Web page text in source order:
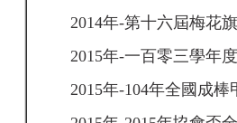
2014年-第十六屆梅花
2015年-一百零三學年
2015年-104年全國成棒